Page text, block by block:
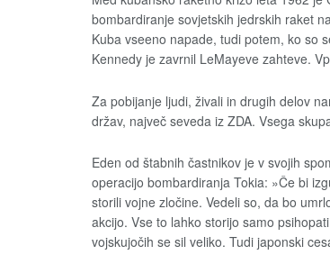
bombardiranje sovjetskih jedrskih raket
Kuba vseeno napade, tudi potem, ko so
Kennedy je zavrnil LeMayeve zahteve.
Za pobijanje ljudi, živali in drugih delov
držav, največ seveda iz ZDA. Vsega
Eden od štabnih častnikov je v svojih
operacijo bombardiranja Tokia: »Če bi
storili vojne zločine. Vedeli so, da bo
akcijo. Vse to lahko storijo samo
vojskujočih se sil veliko. Tudi japonski